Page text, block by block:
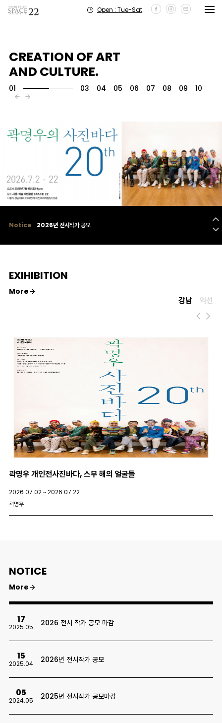
Open : Tue-Sat
CREATION OF ART
AND CULTURE.
01 03 04 05 06 07 08 09 10
Notice
2026년 전시작가 공모
2025년 전시 작가 공모
EXIHIBITION
More
강남 익선
곽명우 개인전​사진바다, 스무 해의 얼굴들
2026.07.02 ~ 2026.07.22
곽명우
NOTICE
More
17
2025.05 2026 전시 작가 공모 마감
15
2025.04 2026년 전시작가 공모
05
2024.05 2025년 전시작가 공모마감